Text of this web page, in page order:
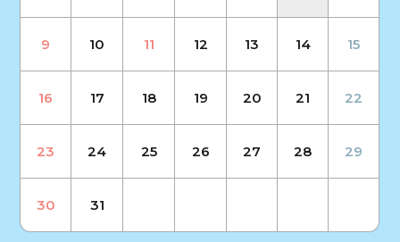
9 10 11 12 13 14 15
16 17 18 19 20 21 22
23 24 25 26 27 28 29
30 31